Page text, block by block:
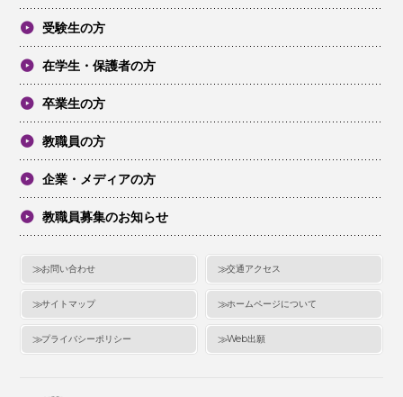
受験生の方
在学生・保護者の方
卒業生の方
教職員の方
企業・メディアの方
教職員募集のお知らせ
お問い合わせ 交通アクセス
サイトマップ ホームページについて
プライバシーポリシー Web出願